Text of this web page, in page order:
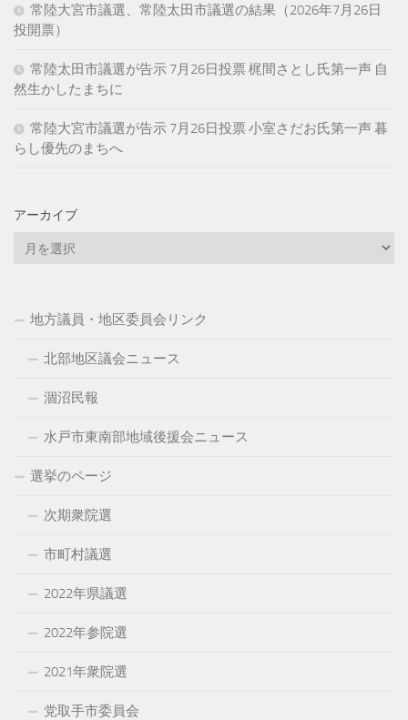
常陸大宮市議選、常陸太田市議選の結果（2026年7月26日
投開票）
常陸太田市議選が告示 7月26日投票 梶間さとし氏第一声 自
然生かしたまちに
常陸大宮市議選が告示 7月26日投票 小室さだお氏第一声 暮
らし優先のまちへ
アーカイブ
地方議員・地区委員会リンク
北部地区議会ニュース
涸沼民報
水戸市東南部地域後援会ニュース
選挙のページ
次期衆院選
市町村議選
2022年県議選
2022年参院選
2021年衆院選
党取手市委員会